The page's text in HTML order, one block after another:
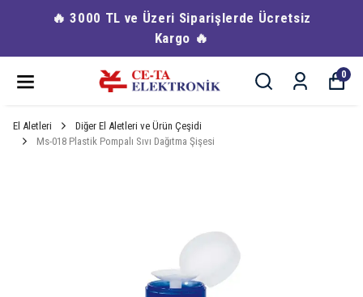
🔥 3000 TL ve Üzeri Siparişlerde Ücretsiz
Kargo 🔥
0
El Aletleri
Diğer El Aletleri ve Ürün Çeşidi
Ms-018 Plastik Pompalı Sıvı Dağıtma Şişesi